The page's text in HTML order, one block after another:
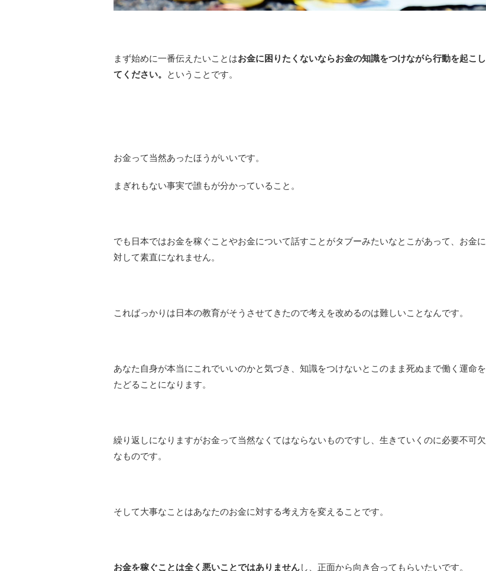
まず始めに一番伝えたいことはお金に困りたくないならお金の知識をつけながら行動を起こし
てください。 ということです。
お金って当然あったほうがいいです。
まぎれもない事実で誰もが分かっていること。
でも日本ではお金を稼ぐことやお金について話すことがタブーみたいなとこがあって、お金に
対して素直になれません。
こればっかりは日本の教育がそうさせてきたので考えを改めるのは難しいことなんです。
あなた自身が本当にこれでいいのかと気づき、知識をつけないとこのまま死ぬまで働く運命を
たどることになります。
繰り返しになりますがお金って当然なくてはならないものですし、生きていくのに必要不可欠
なものです。
そして大事なことはあなたのお金に対する考え方を変えることです。
お金を稼ぐことは全く悪いことではありませんし、正面から向き合ってもらいたいです。